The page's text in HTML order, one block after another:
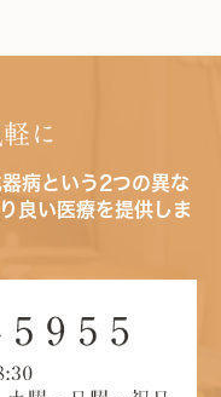
に
病という2つの異な
良い医療を提供しま